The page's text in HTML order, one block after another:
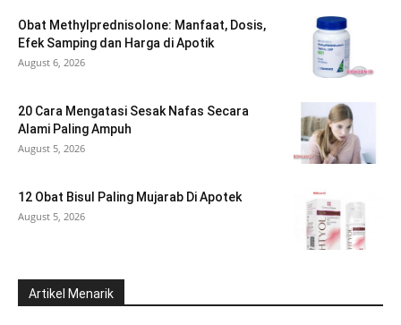
Obat Methylprednisolone: Manfaat, Dosis,
Efek Samping dan Harga di Apotik
August 6, 2026
20 Cara Mengatasi Sesak Nafas Secara
Alami Paling Ampuh
August 5, 2026
12 Obat Bisul Paling Mujarab Di Apotek
August 5, 2026
Artikel Menarik